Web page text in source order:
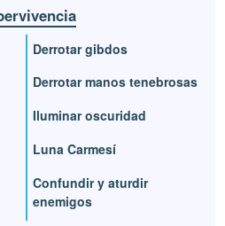
Derrotar gibdos
Derrotar manos tenebrosas
Iluminar oscuridad
Luna Carmesí
Confundir y aturdir
enemigos